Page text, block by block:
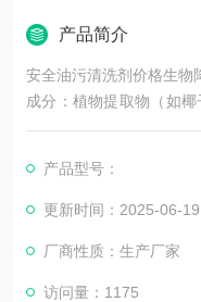
产品简介
安全油污清洗剂价格生物
成分：植物提取物（如
生物菌群。
优势：
无化学残留，符合环保要
产品型号：
更新时间：2025-06-19
厂商性质：生产厂家
访问量：1175